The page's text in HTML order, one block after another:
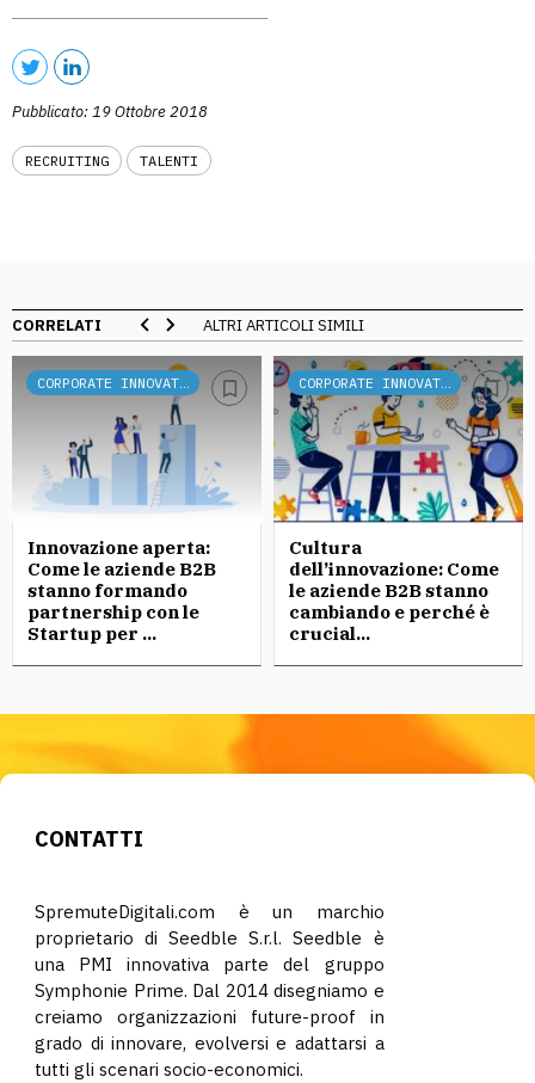
Pubblicato: 19 Ottobre 2018
RECRUITING TALENTI
CORRELATI ALTRI ARTICOLI SIMILI
CORPORATE INNOVATION
Innovazione aperta:
Come le aziende B2B
stanno formando
partnership con le
Startup per ...
CORPORATE INNOVATION
Cultura
dell’innovazione: Come
le aziende B2B stanno
cambiando e perché è
crucial...
CONTATTI
SpremuteDigitali.com è un marchio
proprietario di Seedble S.r.l. Seedble è
una PMI innovativa parte del gruppo
Symphonie Prime. Dal 2014 disegniamo e
creiamo organizzazioni future-proof in
grado di innovare, evolversi e adattarsi a
tutti gli scenari socio-economici.